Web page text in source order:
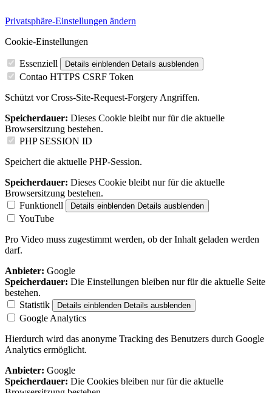
Privatsphäre-Einstellungen ändern
Cookie-Einstellungen
Essenziell Details einblenden Details ausblenden
Contao HTTPS CSRF Token
Schützt vor Cross-Site-Request-Forgery Angriffen.
Speicherdauer: Dieses Cookie bleibt nur für die aktuelle
Browsersitzung bestehen.
PHP SESSION ID
Speichert die aktuelle PHP-Session.
Speicherdauer: Dieses Cookie bleibt nur für die aktuelle
Browsersitzung bestehen.
Funktionell
Details einblenden Details ausblenden
YouTube
Pro Video muss zugestimmt werden, ob der Inhalt geladen werden
darf.
Anbieter: Google
Speicherdauer: Die Einstellungen bleiben nur für die aktuelle Seite
bestehen.
Statistik
Details einblenden Details ausblenden
Google Analytics
Hierdurch wird das anonyme Tracking des Benutzers durch Google
Analytics ermöglicht.
Anbieter: Google
Speicherdauer: Die Cookies bleiben nur für die aktuelle